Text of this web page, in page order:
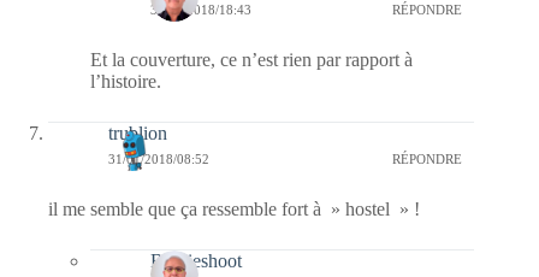
31/01/2018/18:43 RÉPONDRE
Et la couverture, ce n’est rien par rapport à
l’histoire.
trublion
31/01/2018/08:52 RÉPONDRE
il me semble que ça ressemble fort à » hostel » !
Bernieshoot